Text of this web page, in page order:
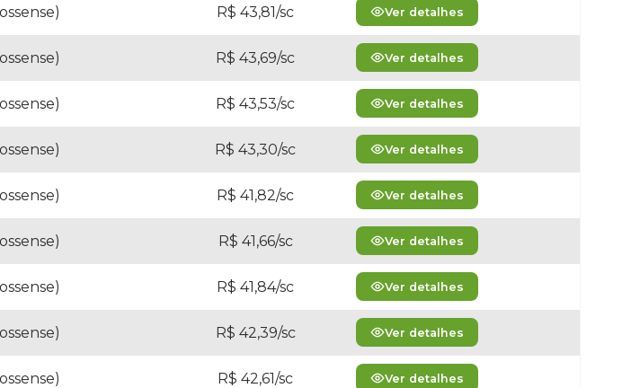
R$ 43,81/sc Ver detalhes
R$ 43,69/sc Ver detalhes
R$ 43,53/sc Ver detalhes
R$ 43,30/sc Ver detalhes
R$ 41,82/sc Ver detalhes
R$ 41,66/sc Ver detalhes
R$ 41,84/sc Ver detalhes
R$ 42,39/sc Ver detalhes
R$ 42,61/sc Ver detalhes